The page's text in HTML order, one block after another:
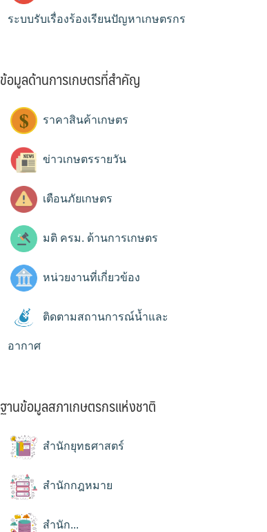
ระบบรับเรื่องร้องเรียนปัญหาเกษตรกร
ข้อมูลด้านการเกษตรที่สำคัญ
ราคาสินค้าเกษตร
ข่าวเกษตรรายวัน
เตือนภัยเกษตร
มติ ครม. ด้านการเกษตร
หน่วยงานที่เกี่ยวข้อง
ติดตามสถานการณ์น้ำและ
อากาศ
ฐานข้อมูลสภาเกษตรกรแห่งชาติ
สำนักยุทธศาสตร์
สำนักกฎหมาย
สำนัก...